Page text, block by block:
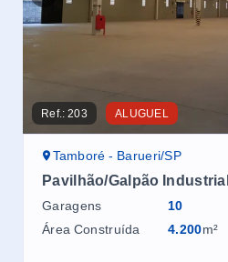
Ref.:203 ALUGUEL
Tamboré - Barueri/SP
Pavilhão/Galpão Industrial
Garagens
10
Área Construída
4.200m²